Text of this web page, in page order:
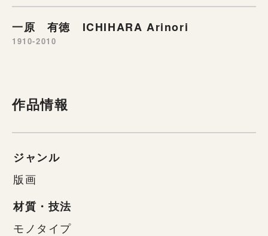
一原 有徳 ICHIHARA Arinori
1910-2010
作品情報
ジャンル
版画
材質・技法
モノタイプ